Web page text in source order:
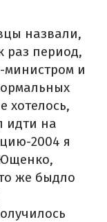
назвали,
раз период,
министром и
хотелось,
идти на
2004 я
же быдло